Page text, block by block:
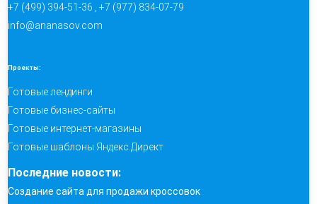
+7 (499) 394-51-36 , +7 (977) 834-07-79
info@ananasov.com
Проекты:
Готовые лендинги
Готовые бизнес-сайты
Готовые интернет-магазины
Готовые шаблоны Яндекс.Директ
Последние новости:
Создание сайта для продажи кроссовок